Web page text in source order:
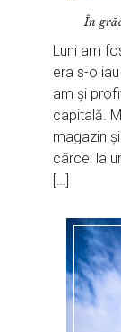
În
Luni am
era s-o
am și
capitală.
magazin
cârcel la
[…]